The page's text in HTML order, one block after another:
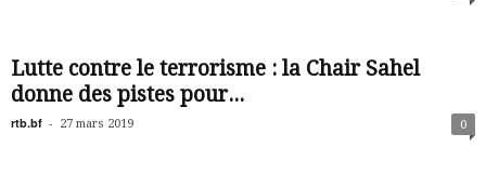
Lutte contre le terrorisme : la Chair Sahel
donne des pistes pour...
rtb.bf - 27 mars 2019 0